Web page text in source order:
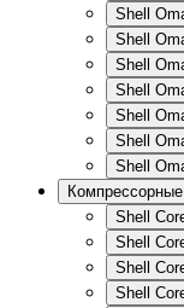
Shell
Shell
Shell
Shell
Shell
Shell
Shell
Shell
Shell
Shell
Shell